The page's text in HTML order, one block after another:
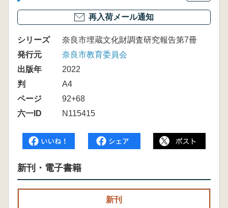
再入荷メール通知
シリーズ
奈良市埋蔵文化財調査研究報告第7冊
発行元
奈良市教育委員会
出版年
2022
判
A4
ページ
92+68
六一ID
N115415
新刊・電子書籍
新刊